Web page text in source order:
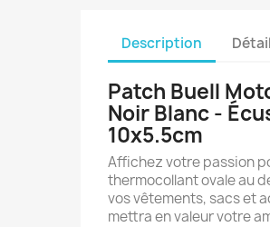
Description
Patch Buell
Noir Blanc -
10x5.5cm
Affichez votre passion
thermocollant ovale au
vos vêtements, sacs et
mettra en valeur votre